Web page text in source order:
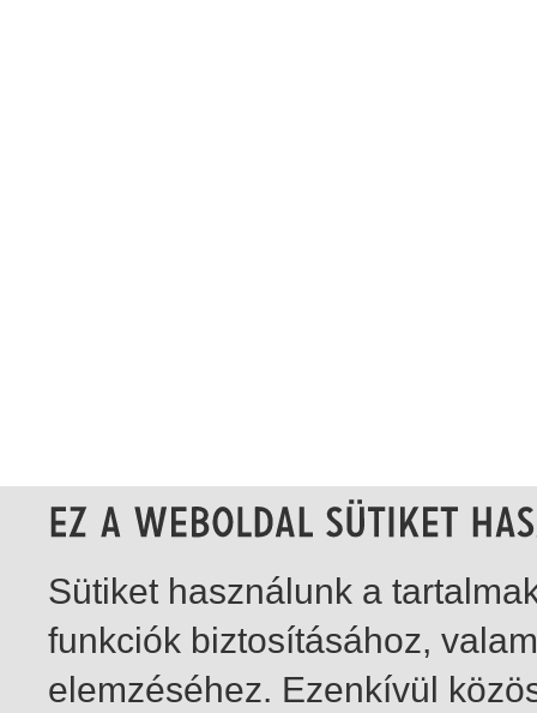
Sütiket használunk a
funkciók biztosításához,
elemzéséhez. Ezenkívül